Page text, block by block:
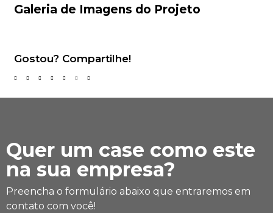
Galeria de Imagens do Projeto
Gostou? Compartilhe!
Quer um case como este
na sua empresa?
Preencha o formulário abaixo que entraremos em
contato com você!